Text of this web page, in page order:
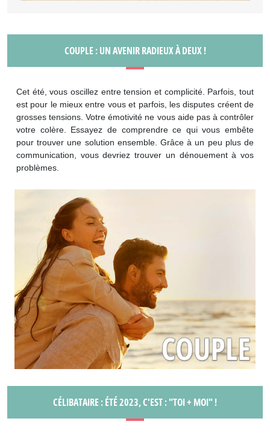
COUPLE : UN AVENIR RADIEUX À DEUX !
Cet été, vous oscillez entre tension et complicité. Parfois, tout
est pour le mieux entre vous et parfois, les disputes créent de
grosses tensions. Votre émotivité ne vous aide pas à contrôler
votre colère. Essayez de comprendre ce qui vous embête
pour trouver une solution ensemble. Grâce à un peu plus de
communication, vous devriez trouver un dénouement à vos
problèmes.
CÉLIBATAIRE : ÉTÉ 2023, C'EST : "TOI + MOI" !